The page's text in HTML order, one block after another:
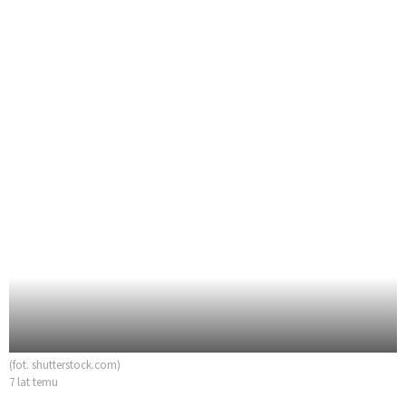
(fot. shutterstock.com)
7 lat temu